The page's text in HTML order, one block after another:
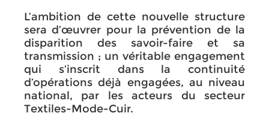
L’ambition de cette nouvelle structure
sera d’œuvrer pour la prévention de la
disparition des savoir-faire et sa
transmission ; un véritable engagement
qui s’inscrit dans la continuité
d’opérations déjà engagées, au niveau
national, par les acteurs du secteur
Textiles-Mode-Cuir.